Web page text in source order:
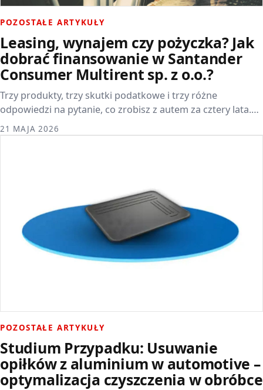
POZOSTAŁE ARTYKUŁY
Leasing, wynajem czy pożyczka? Jak
dobrać finansowanie w Santander
Consumer Multirent sp. z o.o.?
Trzy produkty, trzy skutki podatkowe i trzy różne
odpowiedzi na pytanie, co zrobisz z autem za cztery lata.…
21 MAJA 2026
POZOSTAŁE ARTYKUŁY
Studium Przypadku: Usuwanie
opiłków z aluminium w automotive –
optymalizacja czyszczenia w obróbce